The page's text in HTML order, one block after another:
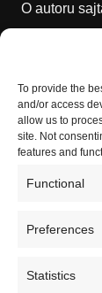
To provide the
and/or access
allow us to
site. Not
features and
Functional
Preferences
Statistics
O autoru
Saradnja